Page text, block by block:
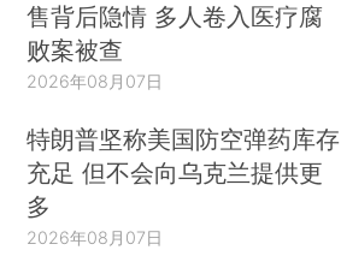
售背后隐情 多人卷入医疗腐
败案被查
2026年08月07日
特朗普坚称美国防空弹药库存
充足 但不会向乌克兰提供更
多
2026年08月07日